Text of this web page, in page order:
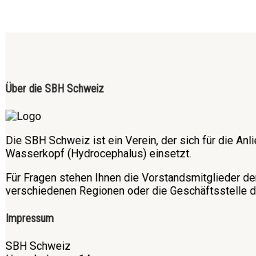
Über die SBH Schweiz
Die SBH Schweiz ist ein Verein, der sich für die
Wasserkopf (Hydrocephalus) einsetzt.
Für Fragen stehen Ihnen die Vorstandsmitglieder
verschiedenen Regionen oder die Geschäftsstelle
Impressum
SBH Schweiz